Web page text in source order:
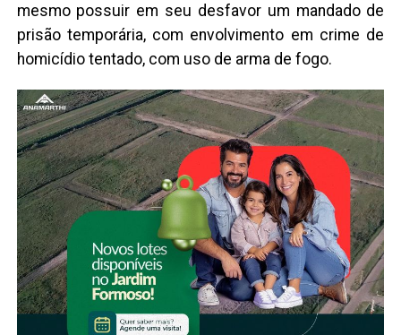
mesmo possuir em seu desfavor um mandado de
prisão temporária, com envolvimento em crime de
homicídio tentado, com uso de arma de fogo.